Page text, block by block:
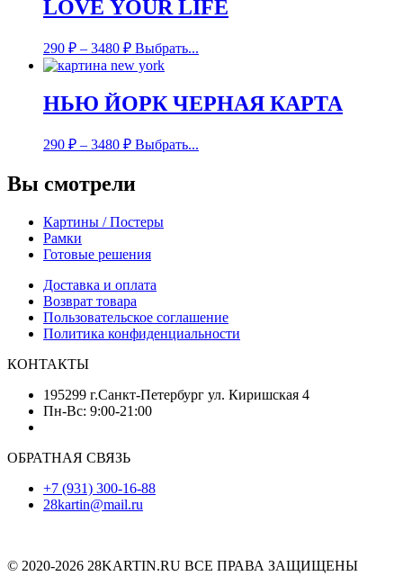
LOVE YOUR LIFE
290 ₽ – 3480 ₽ Выбрать...
НЬЮ ЙОРК ЧЕРНАЯ КАРТА
290 ₽ – 3480 ₽ Выбрать...
Вы смотрели
Картины / Постеры
Рамки
Готовые решения
Доставка и оплата
Возврат товара
Пользовательское соглашение
Политика конфиденциальности
КОНТАКТЫ
195299 г.Санкт-Петербург ул. Киришская 4
Пн-Вс: 9:00-21:00
ОБРАТНАЯ СВЯЗЬ
+7 (931) 300-16-88
28kartin@mail.ru
© 2020-2026 28KARTIN.RU ВСЕ ПРАВА ЗАЩИЩЕНЫ